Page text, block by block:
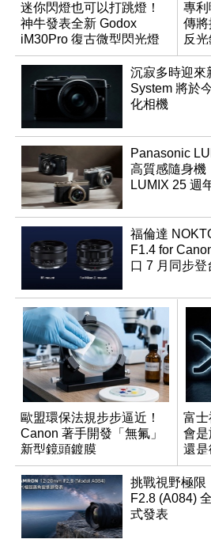
迷你閃燈也可以打跳燈！
神牛發表全新 Godox
iM30Pro 復古微型閃光燈
專
傳
反
沉寂多時迎來
System 將於
化相機
Panasonic
高質感隨身機
LUMIX 25 週
福倫達
F1.4 for
口 7 月同步登
歐盟環保法規步步逼近！
Canon 著手開發「無氟」
新型鏡頭鍍膜
富士
會
還是
挑戰視野極限
F2.8 (A084)
式發表